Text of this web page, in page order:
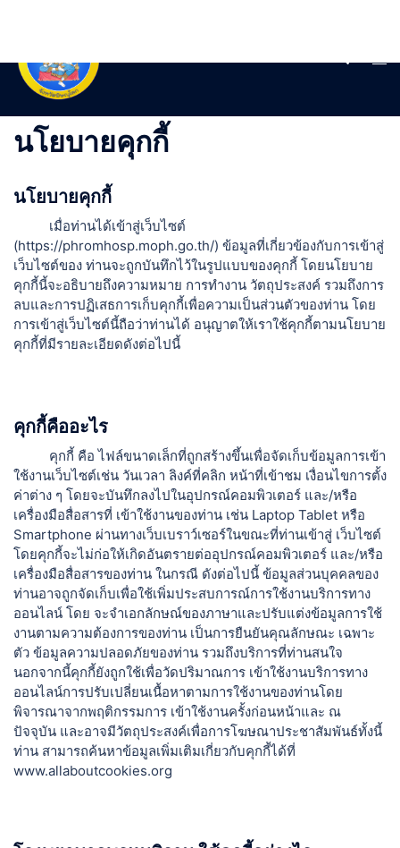
นโยบายคุกกี้
นโยบายคุกกี้
เมื่อท่านได้เข้าสู่เว็บไซต์
(https://phromhosp.moph.go.th/) ข้อมูลที่เกี่ยวข้องกับการเข้าสู่
เว็บไซต์ของ ท่านจะถูกบันทึกไว้ในรูปแบบของคุกกี้ โดยนโยบาย
คุกกี้นี้จะอธิบายถึงความหมาย การทำงาน วัตถุประสงค์ รวมถึงการ
ลบและการปฏิเสธการเก็บคุกกี้เพื่อความเป็นส่วนตัวของท่าน โดย
การเข้าสู่เว็บไซต์นี้ถือว่าท่านได้ อนุญาตให้เราใช้คุกกี้ตามนโยบาย
คุกกี้ที่มีรายละเอียดดังต่อไปนี้
คุกกี้คืออะไร
คุกกี้ คือ ไฟล์ขนาดเล็กที่ถูกสร้างขึ้นเพื่อจัดเก็บข้อมูลการเข้า
ใช้งานเว็บไซต์เช่น วันเวลา ลิงค์ที่คลิก หน้าที่เข้าชม เงื่อนไขการตั้ง
ค่าต่าง ๆ โดยจะบันทึกลงไปในอุปกรณ์คอมพิวเตอร์ และ/หรือ
เครื่องมือสื่อสารที่ เข้าใช้งานของท่าน เช่น Laptop Tablet หรือ
Smartphone ผ่านทางเว็บเบราว์เซอร์ในขณะที่ท่านเข้าสู่ เว็บไซต์
โดยคุกกี้จะไม่ก่อให้เกิดอันตรายต่ออุปกรณ์คอมพิวเตอร์ และ/หรือ
เครื่องมือสื่อสารของท่าน ในกรณี ดังต่อไปนี้ ข้อมูลส่วนบุคคลของ
ท่านอาจถูกจัดเก็บเพื่อใช้เพิ่มประสบการณ์การใช้งานบริการทาง
ออนไลน์ โดย จะจำเอกลักษณ์ของภาษาและปรับแต่งข้อมูลการใช้
งานตามความต้องการของท่าน เป็นการยืนยันคุณลักษณะ เฉพาะ
ตัว ข้อมูลความปลอดภัยของท่าน รวมถึงบริการที่ท่านสนใจ
นอกจากนี้คุกกี้ยังถูกใช้เพื่อวัดปริมาณการ เข้าใช้งานบริการทาง
ออนไลน์การปรับเปลี่ยนเนื้อหาตามการใช้งานของท่านโดย
พิจารณาจากพฤติกรรมการ เข้าใช้งานครั้งก่อนหน้าและ ณ
ปัจจุบัน และอาจมีวัตถุประสงค์เพื่อการโฆษณาประชาสัมพันธ์ทั้งนี้
ท่าน สามารถค้นหาข้อมูลเพิ่มเติมเกี่ยวกับคุกกี้ได้ที่
www.allaboutcookies.org